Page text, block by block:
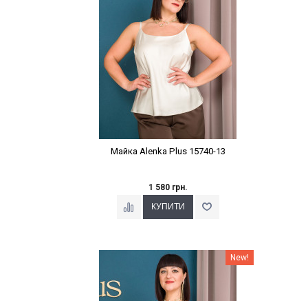
Майка Alenka Plus 15740-13
1 580 грн.
Наклейки Варіант з % New!